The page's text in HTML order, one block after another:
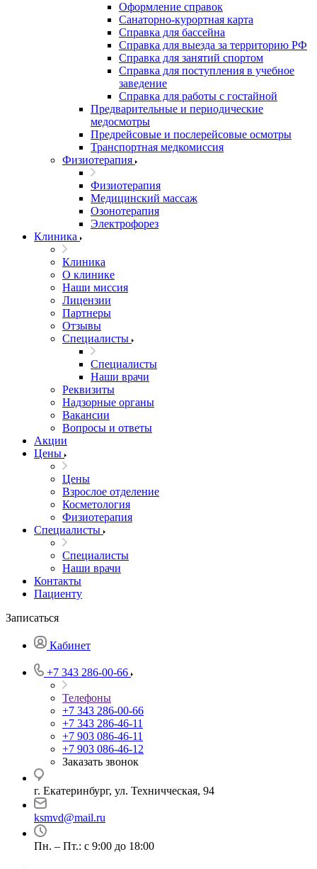
Оформление справок
Санаторно-курортная карта
Справка для бассейна
Справка для выезда за территорию РФ
Справка для занятий спортом
Справка для поступления в учебное
заведение
Справка для работы с гостайной
Предварительные и периодические
медосмотры
Предрейсовые и послерейсовые осмотры
Транспортная медкомиссия
Физиотерапия
Физиотерапия
Медицинский массаж
Озонотерапия
Электрофорез
Клиника
Клиника
О клинике
Наши миссия
Лицензии
Партнеры
Отзывы
Специалисты
Специалисты
Наши врачи
Реквизиты
Надзорные органы
Вакансии
Вопросы и ответы
Акции
Цены
Цены
Взрослое отделение
Косметология
Физиотерапия
Специалисты
Специалисты
Наши врачи
Контакты
Пациенту
Записаться
Кабинет
+7 343 286-00-66
Телефоны
+7 343 286-00-66
+7 343 286-46-11
+7 903 086-46-11
+7 903 086-46-12
Заказать звонок
г. Екатеринбург, ул. Техничческая, 94
ksmvd@mail.ru
Пн. – Пт.: с 9:00 до 18:00